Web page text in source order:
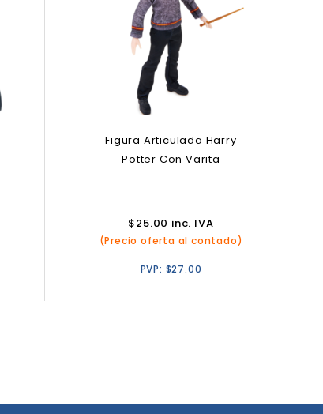
Figura Articulada Harry
Potter Con Varita
$25.00 inc. IVA
(Precio oferta al contado)
PVP: $27.00